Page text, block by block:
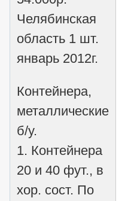
Челябинская
область 1 шт.
январь 2012г.
Контейнера,
металлические
б/у.
1. Контейнера
20 и 40 фут., в
хор. сост. По